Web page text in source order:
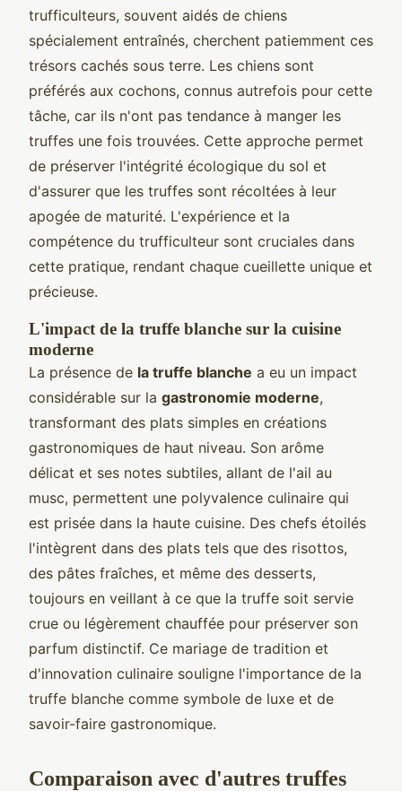
trufficulteurs, souvent aidés de chiens
spécialement entraînés, cherchent patiemment ces
trésors cachés sous terre. Les chiens sont
préférés aux cochons, connus autrefois pour cette
tâche, car ils n'ont pas tendance à manger les
truffes une fois trouvées. Cette approche permet
de préserver l'intégrité écologique du sol et
d'assurer que les truffes sont récoltées à leur
apogée de maturité. L'expérience et la
compétence du trufficulteur sont cruciales dans
cette pratique, rendant chaque cueillette unique et
précieuse.
L'impact de la truffe blanche sur la cuisine
moderne
La présence de la truffe blanche a eu un impact
considérable sur la gastronomie moderne,
transformant des plats simples en créations
gastronomiques de haut niveau. Son arôme
délicat et ses notes subtiles, allant de l'ail au
musc, permettent une polyvalence culinaire qui
est prisée dans la haute cuisine. Des chefs étoilés
l'intègrent dans des plats tels que des risottos,
des pâtes fraîches, et même des desserts,
toujours en veillant à ce que la truffe soit servie
crue ou légèrement chauffée pour préserver son
parfum distinctif. Ce mariage de tradition et
d'innovation culinaire souligne l'importance de la
truffe blanche comme symbole de luxe et de
savoir-faire gastronomique.
Comparaison avec d'autres truffes